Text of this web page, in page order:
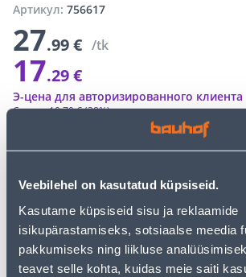
Veebilehel on kasutatud küpsiseid.
Kasutame küpsiseid sisu ja reklaamide
isikupärastamiseks, sotsiaalse meedia
pakkumiseks ning liikluse
teavet selle kohta, kuidas meie saiti
Артикул: 756617
27.99 € /tk
17.29 €
Специальные цены интернет-магазина могут
Скидка10.70 €(38%)
Э-цена для авторизированного клиента
− +
Посмотреть наличие